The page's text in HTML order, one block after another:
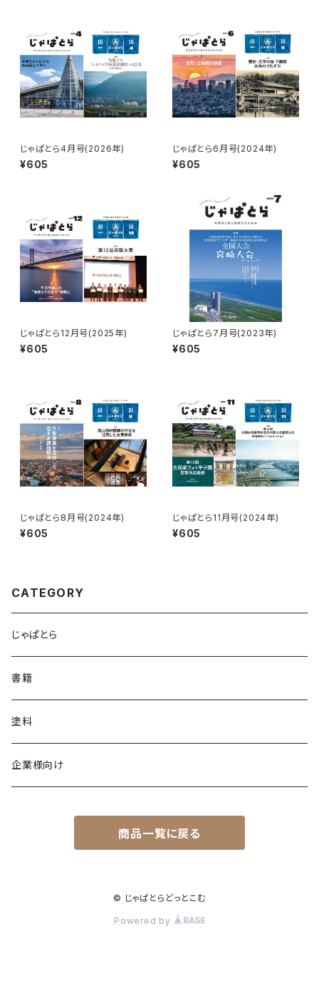
じゃぱとら4月号(2026年)
¥605
じゃぱとら6月号(2024年)
¥605
じゃぱとら12月号(2025年)
¥605
じゃぱとら7月号(2023年)
¥605
じゃぱとら8月号(2024年)
¥605
じゃぱとら11月号(2024年)
¥605
CATEGORY
じゃぱとら
書籍
塗料
企業様向け
商品一覧に戻る
© じゃぱとらどっとこむ
Powered by